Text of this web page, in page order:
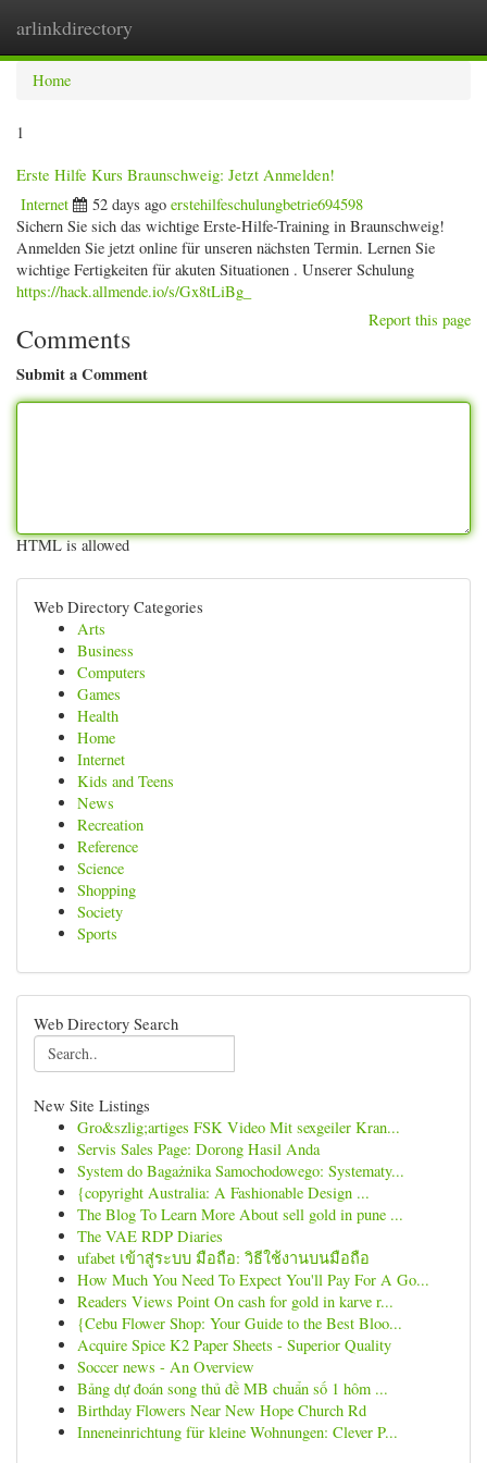
arlinkdirectory
Home
1
Erste Hilfe Kurs Braunschweig: Jetzt Anmelden!
Internet 52 days ago erstehilfeschulungbetrie694598
Sichern Sie sich das wichtige Erste-Hilfe-Training in Braunschweig!
Anmelden Sie jetzt online für unseren nächsten Termin. Lernen Sie
wichtige Fertigkeiten für akuten Situationen . Unserer Schulung
https://hack.allmende.io/s/Gx8tLiBg_
Report this page
Comments
Submit a Comment
HTML is allowed
Web Directory Categories
Arts
Business
Computers
Games
Health
Home
Internet
Kids and Teens
News
Recreation
Reference
Science
Shopping
Society
Sports
Web Directory Search
New Site Listings
Gro&szlig;artiges FSK Video Mit sexgeiler Kran...
Servis Sales Page: Dorong Hasil Anda
System do Bagażnika Samochodowego: Systematy...
{copyright Australia: A Fashionable Design ...
The Blog To Learn More About sell gold in pune ...
The VAE RDP Diaries
ufabet เข้าสู่ระบบ มือถือ: วิธีใช้งานบนมือถือ
How Much You Need To Expect You'll Pay For A Go...
Readers Views Point On cash for gold in karve r...
{Cebu Flower Shop: Your Guide to the Best Bloo...
Acquire Spice K2 Paper Sheets - Superior Quality
Soccer news - An Overview
Bảng dự đoán song thủ đề MB chuẩn số 1 hôm ...
Birthday Flowers Near New Hope Church Rd
Inneneinrichtung für kleine Wohnungen: Clever P...